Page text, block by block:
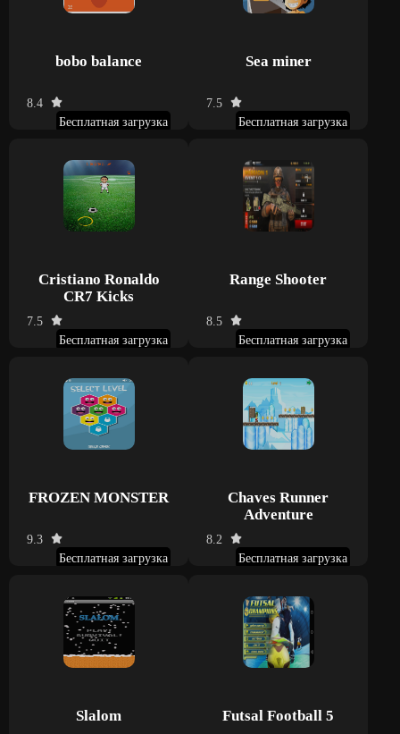
bobo balance
8.4
Бесплатная загрузка
Sea miner
7.5
Бесплатная загрузка
Cristiano Ronaldo
CR7 Kicks
7.5
Бесплатная загрузка
Range Shooter
8.5
Бесплатная загрузка
FROZEN MONSTER
9.3
Бесплатная загрузка
Chaves Runner
Adventure
8.2
Бесплатная загрузка
Slalom Futsal Football 5